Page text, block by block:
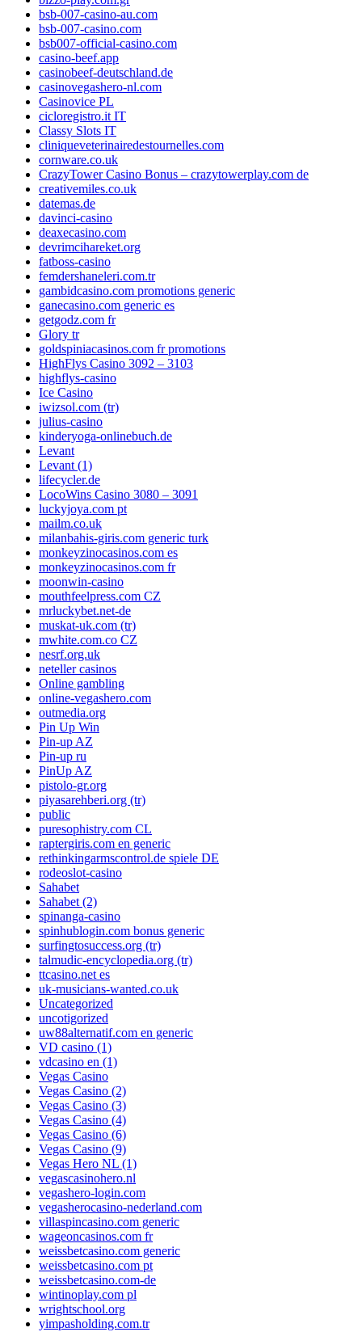
bsb-007-casino-au.com
bsb-007-casino.com
bsb007-official-casino.com
casino-beef.app
casinobeef-deutschland.de
casinovegashero-nl.com
Casinovice PL
cicloregistro.it IT
Classy Slots IT
cliniqueveterinairedestournelles.com
cornware.co.uk
CrazyTower Casino Bonus – crazytowerplay.com de
creativemiles.co.uk
datemas.de
davinci-casino
deaxecasino.com
devrimcihareket.org
fatboss-casino
femdershaneleri.com.tr
gambidcasino.com promotions generic
ganecasino.com generic es
getgodz.com fr
Glory tr
goldspiniacasinos.com fr promotions
HighFlys Casino 3092 – 3103
highflys-casino
Ice Casino
iwizsol.com (tr)
julius-casino
kinderyoga-onlinebuch.de
Levant
Levant (1)
lifecycler.de
LocoWins Casino 3080 – 3091
luckyjoya.com pt
mailm.co.uk
milanbahis-giris.com generic turk
monkeyzinocasinos.com es
monkeyzinocasinos.com fr
moonwin-casino
mouthfeelpress.com CZ
mrluckybet.net-de
muskat-uk.com (tr)
mwhite.com.co CZ
nesrf.org.uk
neteller casinos
Online gambling
online-vegashero.com
outmedia.org
Pin Up Win
Pin-up AZ
Pin-up ru
PinUp AZ
pistolo-gr.org
piyasarehberi.org (tr)
public
puresophistry.com CL
raptergiris.com en generic
rethinkingarmscontrol.de spiele DE
rodeoslot-casino
Sahabet
Sahabet (2)
spinanga-casino
spinhublogin.com bonus generic
surfingtosuccess.org (tr)
talmudic-encyclopedia.org (tr)
ttcasino.net es
uk-musicians-wanted.co.uk
Uncategorized
uncotigorized
uw88alternatif.com en generic
VD casino (1)
vdcasino en (1)
Vegas Casino
Vegas Casino (2)
Vegas Casino (3)
Vegas Casino (4)
Vegas Casino (6)
Vegas Casino (9)
Vegas Hero NL (1)
vegascasinohero.nl
vegashero-login.com
vegasherocasino-nederland.com
villaspincasino.com generic
wageoncasinos.com fr
weissbetcasino.com generic
weissbetcasino.com pt
weissbetcasino.com-de
wintinoplay.com pl
wrightschool.org
yimpasholding.com.tr